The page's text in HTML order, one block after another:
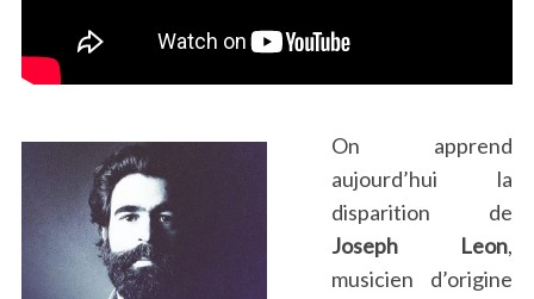
On apprend
aujourd’hui la
disparition de
Joseph Leon,
musicien d’origine